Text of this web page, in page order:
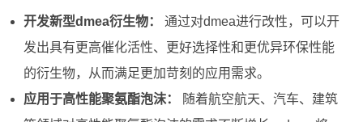
开发新型dmea衍生物：
通过对dmea进行改性，可以开
发出具有更高催化活性、更好选择性和更优异环保性能
的衍生物，从而满足更加苛刻的应用需求。
应用于高性能聚氨酯泡沫：
随着航空航天、汽车、建筑